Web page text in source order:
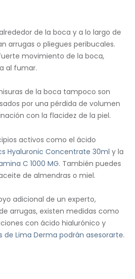
de la boca y a lo largo de
arrugas o pliegues peribucales.
movimiento de la boca,
al fumar.
de la boca tampoco son
​​por una pérdida de volumen
con la flacidez de la piel.
activos como el ácido
Hyaluronic Concentrate 30ml y la
C 1000 MG. También puedes
de almendras o miel.
adicional de un experto,
arrugas, existen medidas como
con ácido hialurónico y
de Lima Derma podrán asesorarte.